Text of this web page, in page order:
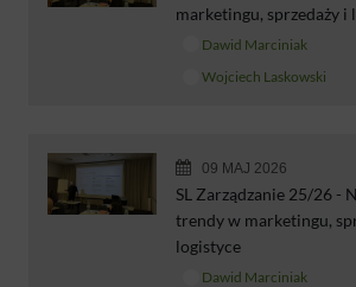
marketingu, sprzedaży i
Dawid Marciniak
Wojciech Laskowski
09 MAJ 2026
SL Zarządzanie 25/26 -
trendy w marketingu,
logistyce
Dawid Marciniak